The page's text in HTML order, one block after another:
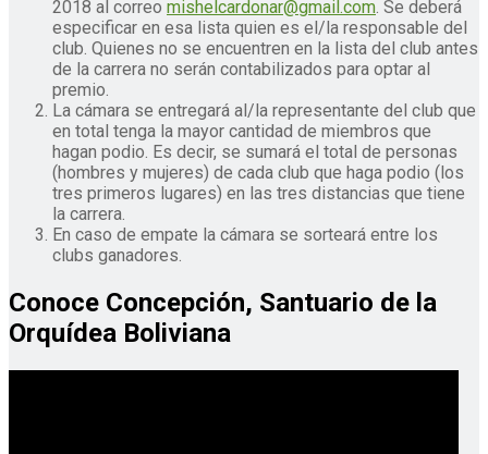
2018 al correo mishelcardonar@gmail.com. Se deberá
especificar en esa lista quien es el/la responsable del
club. Quienes no se encuentren en la lista del club antes
de la carrera no serán contabilizados para optar al
premio.
La cámara se entregará al/la representante del club que
en total tenga la mayor cantidad de miembros que
hagan podio. Es decir, se sumará el total de personas
(hombres y mujeres) de cada club que haga podio (los
tres primeros lugares) en las tres distancias que tiene
la carrera.
En caso de empate la cámara se sorteará entre los
clubs ganadores.
Conoce Concepción, Santuario de la
Orquídea Boliviana